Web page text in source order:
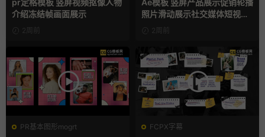
介绍冻结帧画面展示
2周前
照片滑动展示社交媒体短视频
片头2周前
PR基本图形mogrt
FCPX字幕